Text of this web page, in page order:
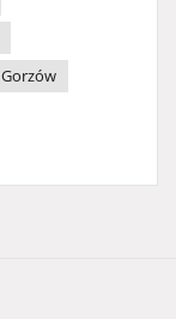
Gorzów